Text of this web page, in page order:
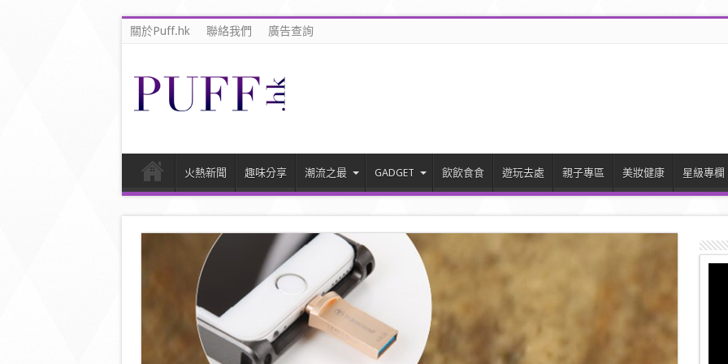
關於Puff.hk 聯絡我們 廣告查詢
火熱新聞 趣味分享 潮流之最 GADGET 飲飲食食 遊玩去處 親子專區 美妝健康 星級專欄